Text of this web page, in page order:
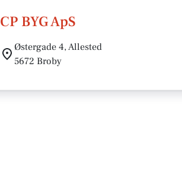
CP BYG ApS
Østergade 4, Allested
5672 Broby